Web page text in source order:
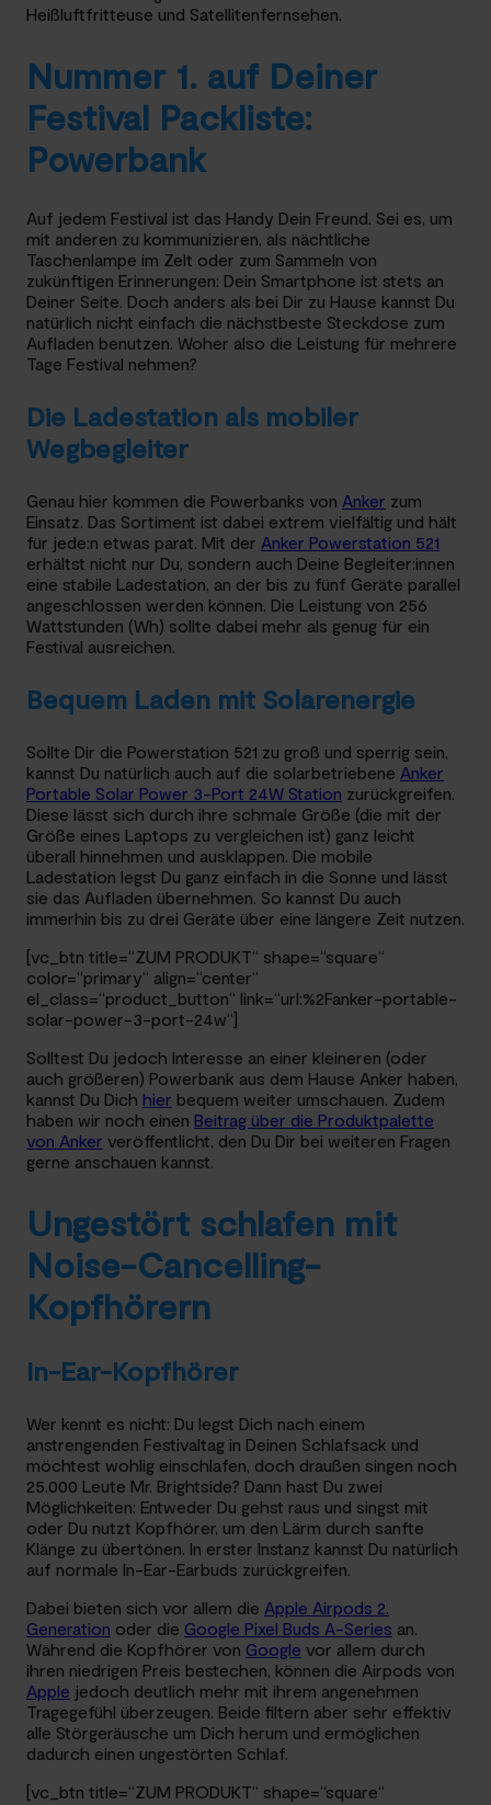
Heißluftfritteuse und Satellitenfernsehen.
Nummer 1. auf Deiner
Festival Packliste:
Powerbank
Auf jedem Festival ist das Handy Dein Freund. Sei es, um
mit anderen zu kommunizieren, als nächtliche
Taschenlampe im Zelt oder zum Sammeln von
zukünftigen Erinnerungen: Dein Smartphone ist stets an
Deiner Seite. Doch anders als bei Dir zu Hause kannst Du
natürlich nicht einfach die nächstbeste Steckdose zum
Aufladen benutzen. Woher also die Leistung für mehrere
Tage Festival nehmen?
Die Ladestation als mobiler
Wegbegleiter
Genau hier kommen die Powerbanks von Anker zum
Einsatz. Das Sortiment ist dabei extrem vielfältig und hält
für jede:n etwas parat. Mit der Anker Powerstation 521
erhältst nicht nur Du, sondern auch Deine Begleiter:innen
eine stabile Ladestation, an der bis zu fünf Geräte parallel
angeschlossen werden können. Die Leistung von 256
Wattstunden (Wh) sollte dabei mehr als genug für ein
Festival ausreichen.
Bequem Laden mit Solarenergie
Sollte Dir die Powerstation 521 zu groß und sperrig sein,
kannst Du natürlich auch auf die solarbetriebene Anker
Portable Solar Power 3-Port 24W Station zurückgreifen.
Diese lässt sich durch ihre schmale Größe (die mit der
Größe eines Laptops zu vergleichen ist) ganz leicht
überall hinnehmen und ausklappen. Die mobile
Ladestation legst Du ganz einfach in die Sonne und lässt
sie das Aufladen übernehmen. So kannst Du auch
immerhin bis zu drei Geräte über eine längere Zeit nutzen.
[vc_btn title=“ZUM PRODUKT“ shape=“square“
color=“primary“ align=“center“
el_class=“product_button“ link=“url:%2Fanker-portable-
solar-power-3-port-24w“]
Solltest Du jedoch Interesse an einer kleineren (oder
auch größeren) Powerbank aus dem Hause Anker haben,
kannst Du Dich hier bequem weiter umschauen. Zudem
haben wir noch einen Beitrag über die Produktpalette
von Anker veröffentlicht, den Du Dir bei weiteren Fragen
gerne anschauen kannst.
Ungestört schlafen mit
Noise-Cancelling-
Kopfhörern
In-Ear-Kopfhörer
Wer kennt es nicht: Du legst Dich nach einem
anstrengenden Festivaltag in Deinen Schlafsack und
möchtest wohlig einschlafen, doch draußen singen noch
25.000 Leute Mr. Brightside? Dann hast Du zwei
Möglichkeiten: Entweder Du gehst raus und singst mit
oder Du nutzt Kopfhörer, um den Lärm durch sanfte
Klänge zu übertönen. In erster Instanz kannst Du natürlich
auf normale In-Ear-Earbuds zurückgreifen.
Dabei bieten sich vor allem die Apple Airpods 2.
Generation oder die Google Pixel Buds A-Series an.
Während die Kopfhörer von Google vor allem durch
ihren niedrigen Preis bestechen, können die Airpods von
Apple jedoch deutlich mehr mit ihrem angenehmen
Tragegefühl überzeugen. Beide filtern aber sehr effektiv
alle Störgeräusche um Dich herum und ermöglichen
dadurch einen ungestörten Schlaf.
[vc_btn title=“ZUM PRODUKT“ shape=“square“